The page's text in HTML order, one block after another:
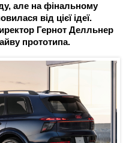
але на фінальному
від цієї ідеї.
Гернот Делльнер
прототипа.